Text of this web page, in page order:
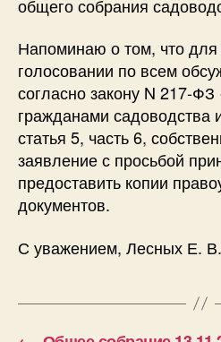
общего собрания
Напоминаю о том, что для
голосовании по всем
согласно закону N 217-
гражданами садоводства
статья 5, часть 6,
заявление с просьбой
предоставить копии
документов.
С уважением, Лесных Е. В.